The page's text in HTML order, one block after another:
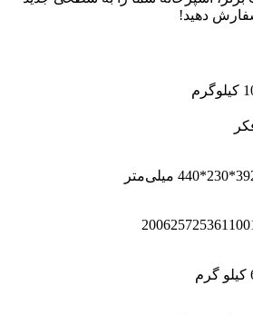
دهید!
میلی‌متر